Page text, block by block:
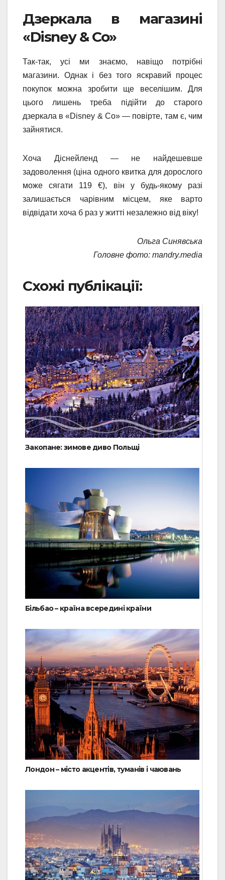
Дзеркала в магазині
«Disney & Co»
Так-так, усі ми знаємо, навіщо потрібні
магазини. Однак і без того яскравий процес
покупок можна зробити ще веселішим. Для
цього лишень треба підійти до старого
дзеркала в «Disney & Co» — повірте, там є, чим
зайнятися.
Хоча Діснейленд — не найдешевше
задоволення (ціна одного квитка для дорослого
може сягати 119 €), він у будь-якому разі
залишається чарівним місцем, яке варто
відвідати хоча б раз у житті незалежно від віку!
Ольга Синявська
Головне фото: mandry.media
Схожі публікації:
Закопане: зимове диво Польщі
Більбао – країна всередині країни
Лондон – місто акцентів, туманів і чаювань